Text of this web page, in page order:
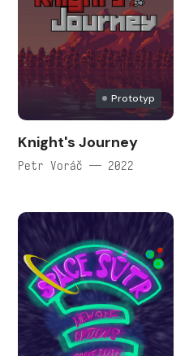
Prototyp
Knight's Journey
Petr Voráč — 2022